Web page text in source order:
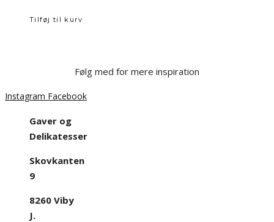
Tilføj til kurv
Følg med for mere inspiration
Instagram Facebook
Gaver og
Delikatesser
Skovkanten
9
8260 Viby
J.